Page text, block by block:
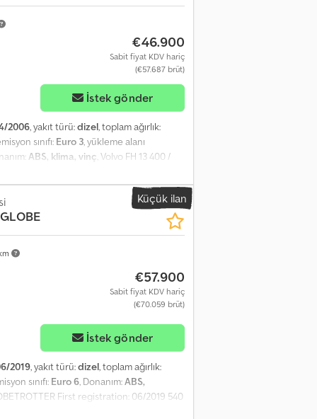
€46.900
Sabit fiyat KDV hariç
(€57.687 brüt)
İstek gönder
2006, yakıt türü:dizel, toplam ağırlık:
sınıfı: Euro 3, yükleme alanı
ABS, klima, vinç, Volvo FH 13 400 /
800.000 km DONANIM:
? Hidrolik Direksiyon ? Takograf
TOPLAM AĞIRLIK: 26.000 kg DİNGİL
Hava VİNÇ: HIAB XS 200 C - 5
ALMANCA, İTALYANCA, ????
numara verilir) RADEK - ???? : 9857
Küçük ilan
€57.900
Sabit fiyat KDV hariç
(€70.059 brüt)
İstek gönder
2019, yakıt türü:dizel, toplam ağırlık:
sınıfı: Euro 6, Donanım:ABS,
First registration: 06/2019 540
Cruise control Refrigerator Parking